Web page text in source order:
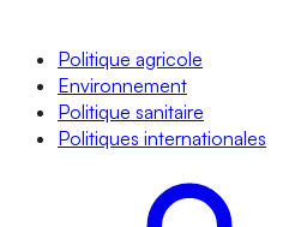
Politique agricole
Environnement
Politique sanitaire
Politiques internationales